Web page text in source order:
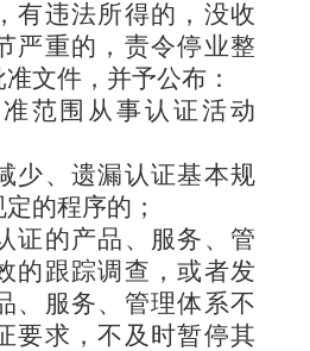
有违法所得的，没收
严重的，责令停业整
文件，并予公布：
范围从事认证活动
少、遗漏认证基本规
的程序的；
证的产品、服务、管
的跟踪调查，或者发
、服务、管理体系不
要求，不及时暂停其